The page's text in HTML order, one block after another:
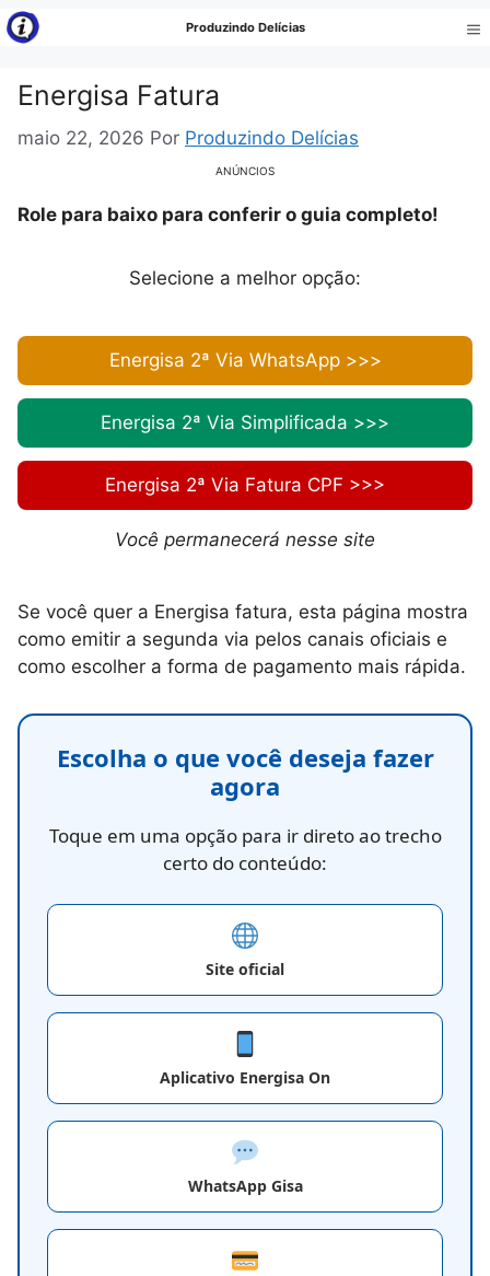
Pular
para
conteúdo
Produzindo Delícias
Energisa Fatura
maio 22, 2026 Por Produzindo Delícias
ANÚNCIOS
Role para baixo para conferir o guia completo!
Selecione a melhor opção:
Energisa 2ª Via WhatsApp >>>
Energisa 2ª Via Simplificada >>>
Energisa 2ª Via Fatura CPF >>>
Você permanecerá nesse site
Se você quer a Energisa fatura, esta página mostra
como emitir a segunda via pelos canais oficiais e
como escolher a forma de pagamento mais rápida.
Escolha o que você deseja fazer
agora
Toque em uma opção para ir direto ao trecho
certo do conteúdo:
Site oficial
Aplicativo Energisa On
WhatsApp Gisa